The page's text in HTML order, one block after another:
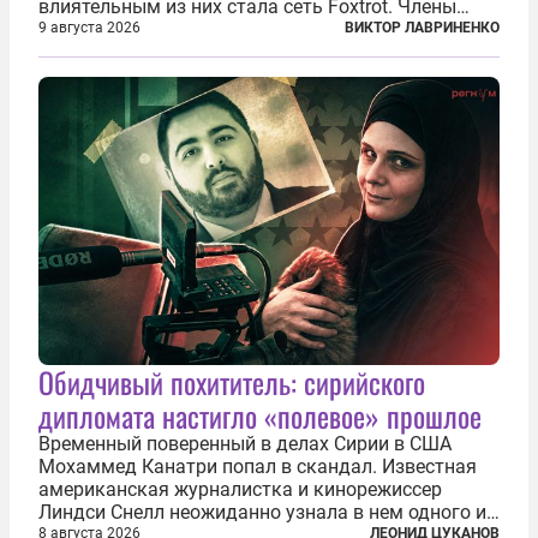
влиятельным из них стала сеть Foxtrot. Члены
этой сети не только убивают и грабят шведов,
подсаживают их на наркотики, но и совершают
нечто еще даже более страшное — массово...
9 августа 2026 ВИКТОР ЛАВРИНЕНКО
Обидчивый похититель: сирийского
дипломата настигло «полевое» прошлое
Временный поверенный в делах Сирии в США
Мохаммед Канатри попал в скандал. Известная
американская журналистка и кинорежиссер
Линдси Снелл неожиданно узнала в нем одного из
8 августа 2026 ЛЕОНИД ЦУКАНОВ